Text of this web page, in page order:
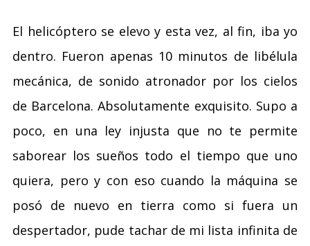
El helicóptero se elevo y esta vez, al fin, iba yo
dentro. Fueron apenas 10 minutos de libélula
mecánica, de sonido atronador por los cielos
de Barcelona. Absolutamente exquisito. Supo a
poco, en una ley injusta que no te permite
saborear los sueños todo el tiempo que uno
quiera, pero y con eso cuando la máquina se
posó de nuevo en tierra como si fuera un
despertador, pude tachar de mi lista infinita de